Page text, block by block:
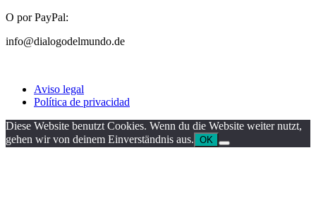
O por PayPal:
info@dialogodelmundo.de
Aviso legal
Política de privacidad
Diese Website benutzt Cookies. Wenn du die Website weiter nutzt,
gehen wir von deinem Einverständnis aus. OK